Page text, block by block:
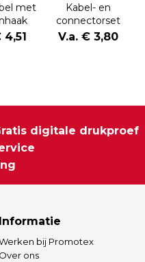
met
4,51
Kabel- en
connectorset
Uwe | Kunststof
| USB-C | 480
V.a. € 3,80
digitale drukproef
Informatie
bij Promotex
Over ons